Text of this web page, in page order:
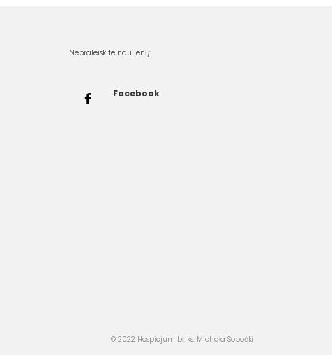
Nepraleiskite naujienų:
Facebook
© 2022 Hospicjum bł. ks. Michała Sopoćki